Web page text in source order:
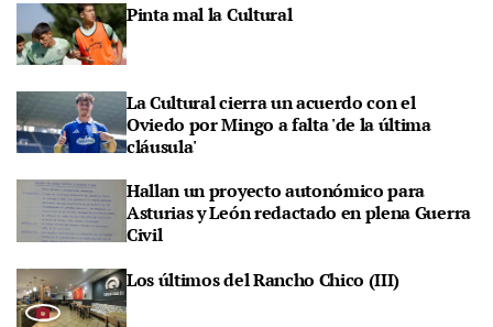
Pinta mal la Cultural
La Cultural cierra un acuerdo con el
Oviedo por Mingo a falta 'de la última
cláusula'
Hallan un proyecto autonómico para
Asturias y León redactado en plena Guerra
Civil
Los últimos del Rancho Chico (III)